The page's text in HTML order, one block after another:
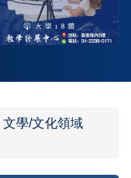
文學/文化領域